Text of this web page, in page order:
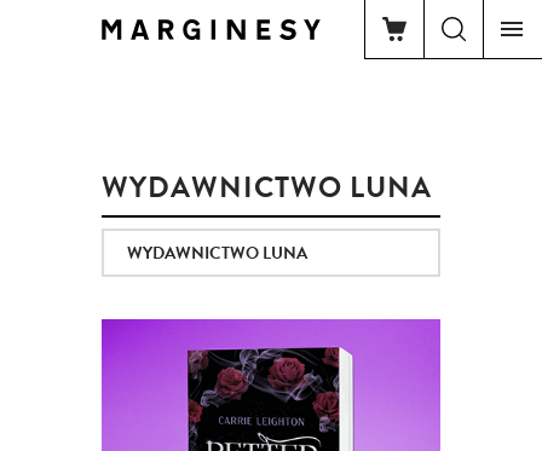
WYDAWNICTWO LUNA
WYDAWNICTWO LUNA